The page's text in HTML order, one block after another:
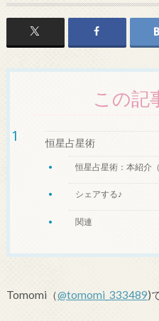
この記
恒星占星術
恒星占星術：本紹介
シェアする♪
関連
Tomomi（@tomomi_333489)